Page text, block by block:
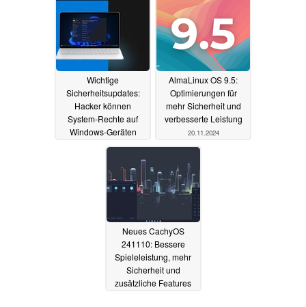
Wichtige
Sicherheitsupdates:
Hacker können
System-Rechte auf
Windows-Geräten
11.12.2024
AlmaLinux OS 9.5:
Optimierungen für
mehr Sicherheit und
verbesserte Leistung
20.11.2024
Neues CachyOS
241110: Bessere
Spieleleistung, mehr
Sicherheit und
zusätzliche Features